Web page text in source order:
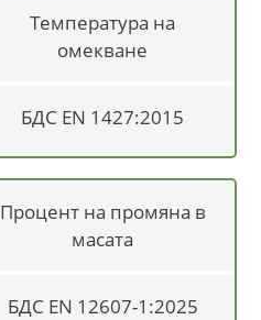
Температура на
омекване
БДС EN 1427:2015
Процент на промяна в
масата
БДС EN 12607-1:2025